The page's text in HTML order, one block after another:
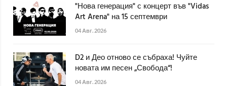
"Нова генерация" с концерт във "Vidas
Art Arena" на 15 септември
04 Авг. 2026
D2 и Део отново се събраха! Чуйте
новата им песен „Свобода“!
04 Авг. 2026